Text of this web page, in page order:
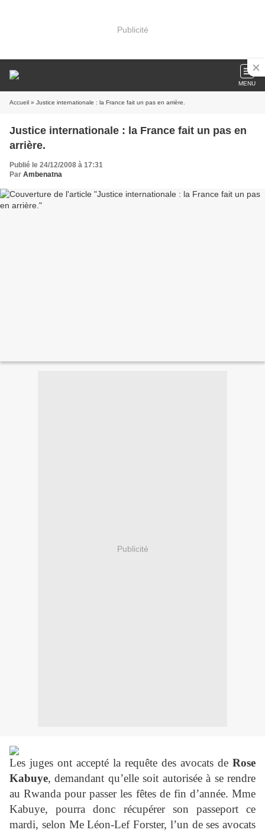
Publicité
MENU
Accueil » Justice internationale : la France fait un pas en arrière.
Justice internationale : la France fait un pas en
arrière.
Publié le 24/12/2008 à 17:31
Par Ambenatna
Publicité
Les juges ont accepté la requête des avocats de Rose
Kabuye, demandant qu’elle soit autorisée à se rendre
au Rwanda pour passer les fêtes de fin d’année. Mme
Kabuye, pourra donc récupérer son passeport ce
mardi, selon Me Léon-Lef Forster, l’un de ses avocats